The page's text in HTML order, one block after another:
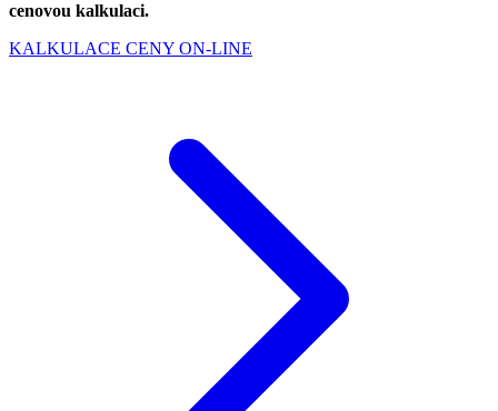
cenovou kalkulaci.
KALKULACE CENY ON-LINE